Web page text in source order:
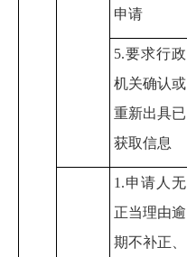
申请
5.要求行政
机关确认或
重新出具已
获取信息
1.申请人无
正当理由逾
期不补正、